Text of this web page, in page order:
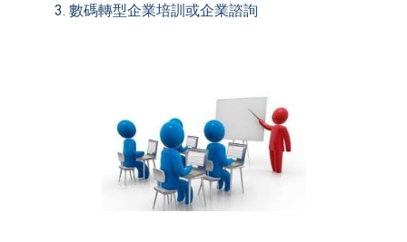
數碼轉型企業培訓或企業諮詢